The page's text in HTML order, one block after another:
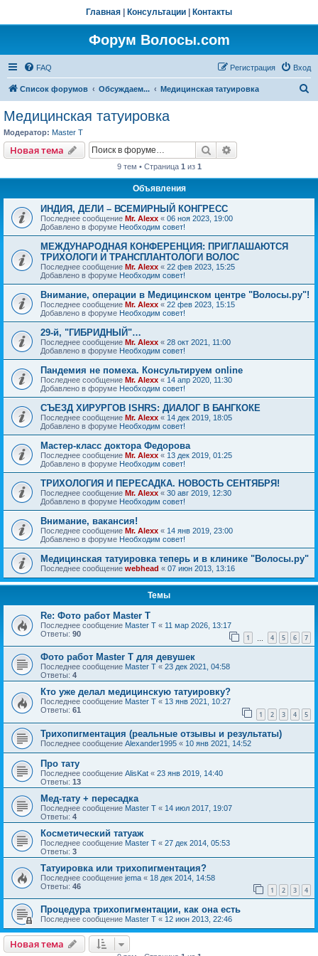
Главная Консультации Контакты
Форум Волосы.com
FAQ Вход
Регистрация
Список форумов Обсуждаем... Медицинская татуировка
Медицинская татуировка
Модератор: Master T
Новая тема Поиск
9 тем • Страница 1 из 1
Объявления
ИНДИЯ, ДЕЛИ – ВСЕМИРНЫЙ КОНГРЕСС
Последнее сообщение Mr. Alexx « 06 ноя 2023, 19:00
Добавлено в форуме Необходим совет!
МЕЖДУНАРОДНАЯ КОНФЕРЕНЦИЯ: ПРИГЛАШАЮТСЯ
ТРИХОЛОГИ И ТРАНСПЛАНТОЛОГИ ВОЛОС
Последнее сообщение Mr. Alexx « 22 фев 2023, 15:25
Добавлено в форуме Необходим совет!
Внимание, операции в Медицинском центре "Волосы.ру"!
Последнее сообщение Mr. Alexx « 22 фев 2023, 15:15
Добавлено в форуме Необходим совет!
29-й, "ГИБРИДНЫЙ"…
Последнее сообщение Mr. Alexx « 28 окт 2021, 11:00
Добавлено в форуме Необходим совет!
Пандемия не помеха. Консультируем online
Последнее сообщение Mr. Alexx « 14 апр 2020, 11:30
Добавлено в форуме Необходим совет!
СЪЕЗД ХИРУРГОВ ISHRS: ДИАЛОГ В БАНГКОКЕ
Последнее сообщение Mr. Alexx « 14 дек 2019, 18:05
Добавлено в форуме Необходим совет!
Мастер-класс доктора Федорова
Последнее сообщение Mr. Alexx « 13 дек 2019, 01:25
Добавлено в форуме Необходим совет!
ТРИХОЛОГИЯ И ПЕРЕСАДКА. НОВОСТЬ СЕНТЯБРЯ!
Последнее сообщение Mr. Alexx « 30 авг 2019, 12:30
Добавлено в форуме Необходим совет!
Внимание, вакансия!
Последнее сообщение Mr. Alexx « 14 янв 2019, 23:00
Добавлено в форуме Необходим совет!
Медицинская татуировка теперь и в клинике "Волосы.ру"
Последнее сообщение webhead « 07 июн 2013, 13:16
Темы
Re: Фото работ Master T
Последнее сообщение Master T « 11 мар 2026, 13:17
Ответы: 90 1 4 5 6 7
Фото работ Master T для девушек
Последнее сообщение Master T « 23 дек 2021, 04:58
Ответы: 4
Кто уже делал медицинскую татуировку?
Последнее сообщение Master T « 13 янв 2021, 10:27
Ответы: 61 1 2 3 4 5
Трихопигментация (реальные отзывы и результаты)
Последнее сообщение Alexander1995 « 10 янв 2021, 14:52
Про тату
Последнее сообщение AlisKat « 23 янв 2019, 14:40
Ответы: 13
Мед-тату + пересадка
Последнее сообщение Master T « 14 июл 2017, 19:07
Ответы: 4
Косметический татуаж
Последнее сообщение Master T « 27 дек 2014, 05:53
Ответы: 3
Татуировка или трихопигментация?
Последнее сообщение jema « 18 дек 2014, 14:58
Ответы: 46 1 2 3 4
Процедура трихопигментации, как она есть
Последнее сообщение Master T « 12 июн 2013, 22:46
Новая тема